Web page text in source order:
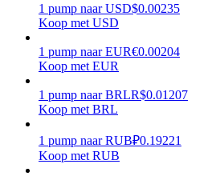
Macht varkentje
1 pump naar USD$0.00235
Koop met USD
1 pump naar EUR€0.00204
Koop met EUR
1 pump naar BRLR$0.01207
Koop met BRL
1 pump naar RUB₽0.19221
Koop met RUB